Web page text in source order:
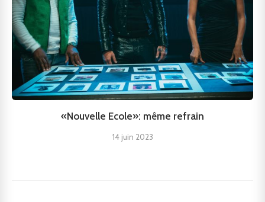
«Nouvelle Ecole»: même refrain
14 juin 2023